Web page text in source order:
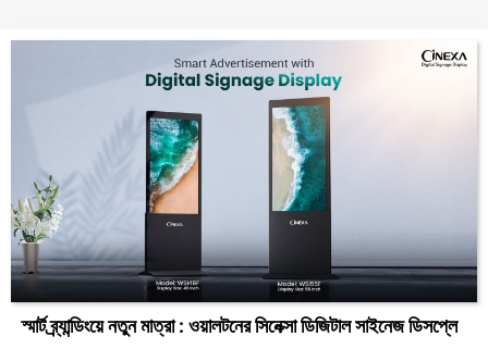
স্মার্ট ব্র্যান্ডিংয়ে নতুন মাত্রা : ওয়ালটনের সিনেক্সা ডিজিটাল সাইনেজ ডিসপ্লে